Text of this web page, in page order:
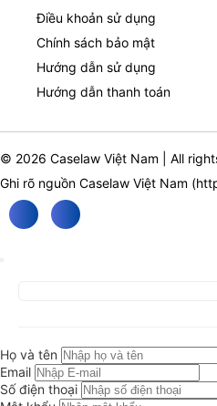
Điều khoản sử dụng
Chính sách bảo mật
Hướng dẫn sử dụng
Hướng dẫn thanh toán
© 2026 Caselaw Việt Nam | All
Ghi rõ nguồn Caselaw Việt Nam (
Họ và tên
Email
Số điện thoại